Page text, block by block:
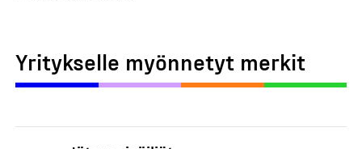
Yritykselle myönnetyt merkit